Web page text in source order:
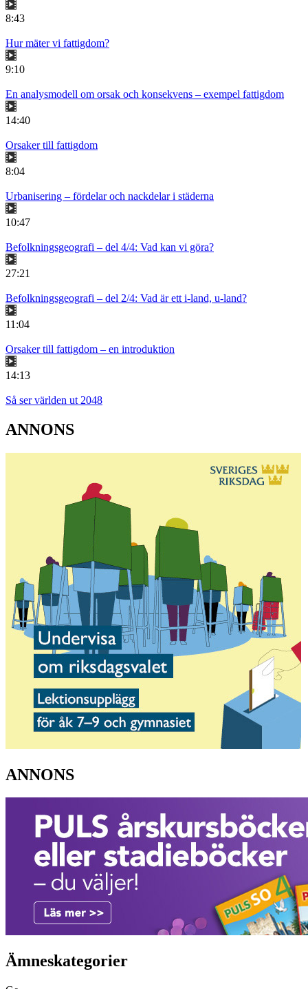
8:43
Hur mäter vi fattigdom?
9:10
En analysmodell om orsak och konsekvens – exempel fattigdom
14:40
Orsaker till fattigdom
8:04
Urbanisering – fördelar och nackdelar i städerna
10:47
Befolkningsgeografi – del 4/4: Vad kan vi göra?
27:21
Befolkningsgeografi – del 2/4: Vad är ett i-land, u-land?
11:04
Orsaker till fattigdom – en introduktion
14:13
Så ser världen ut 2048
ANNONS
ANNONS
Ämneskategorier